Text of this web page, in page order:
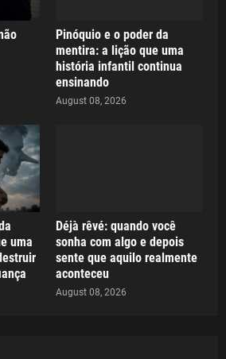
Pinóquio e o poder da
mentira: a lição que uma
história infantil continua
ensinando
August 08, 2026
uma
Déjà rêvé: quando você
sonha com algo e depois
sente que aquilo realmente
aconteceu
August 08, 2026